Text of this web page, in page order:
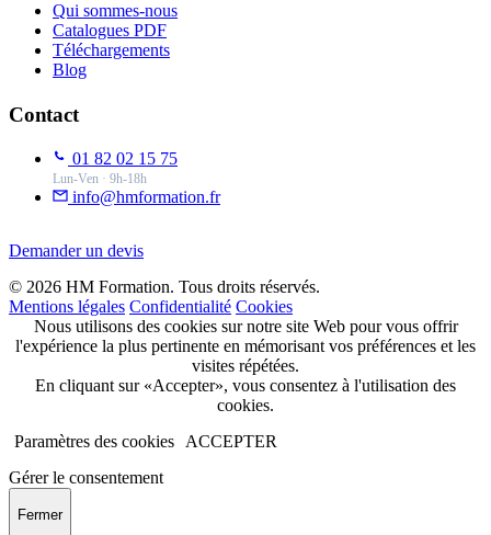
Qui sommes-nous
Catalogues PDF
Téléchargements
Blog
Contact
01 82 02 15 75
Lun-Ven · 9h-18h
info@hmformation.fr
Demander un devis
© 2026 HM Formation. Tous droits réservés.
Mentions légales Confidentialité Cookies
Nous utilisons des cookies sur notre site Web pour vous offrir
l'expérience la plus pertinente en mémorisant vos préférences et les
visites répétées.
En cliquant sur «Accepter», vous consentez à l'utilisation des
cookies.
Paramètres des cookies
ACCEPTER
Gérer le consentement
Fermer